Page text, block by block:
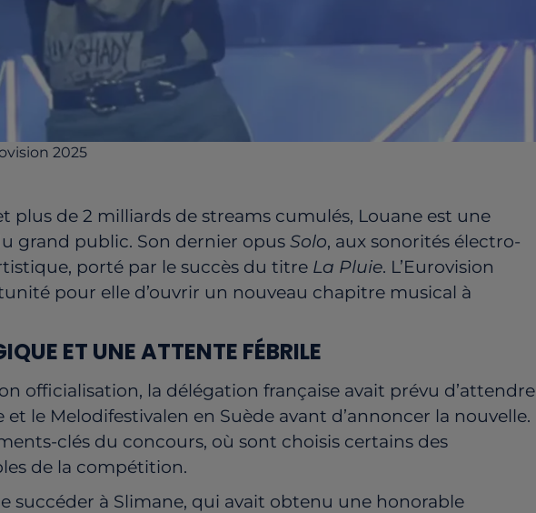
2025
plus de 2 milliards de streams cumulés, Louane est une
grand public. Son dernier opus Solo, aux sonorités électro-
porté par le succès du titre La Pluie. L’Eurovision
pour elle d’ouvrir un nouveau chapitre musical à
ET UNE ATTENTE FÉBRILE
officialisation, la délégation française avait prévu d’attendre
le Melodifestivalen en Suède avant d’annoncer la nouvelle.
clés du concours, où sont choisis certains des
de la compétition.
succéder à Slimane, qui avait obtenu une honorable